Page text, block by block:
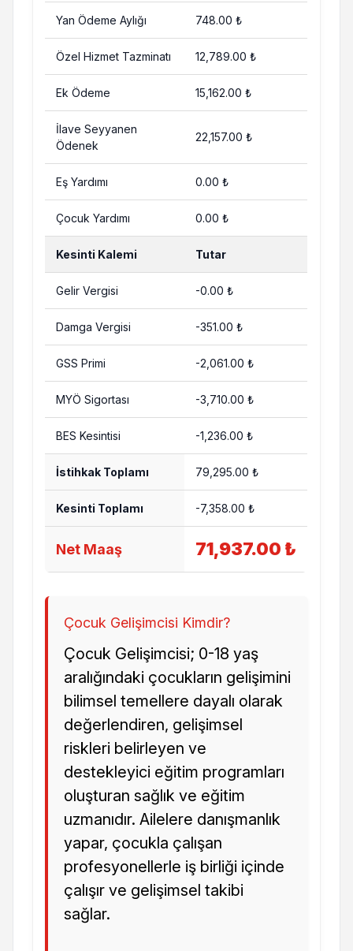
Yan Ödeme Aylığı 748.00 ₺
Özel Hizmet Tazminatı 12,789.00 ₺
Ek Ödeme 15,162.00 ₺
İlave Seyyanen
Ödenek
22,157.00 ₺
Eş Yardımı 0.00 ₺
Çocuk Yardımı 0.00 ₺
Kesinti Kalemi Tutar
Gelir Vergisi -0.00 ₺
Damga Vergisi -351.00 ₺
GSS Primi -2,061.00 ₺
MYÖ Sigortası -3,710.00 ₺
BES Kesintisi -1,236.00 ₺
İstihkak Toplamı 79,295.00 ₺
Kesinti Toplamı -7,358.00 ₺
Net Maaş 71,937.00 ₺
Çocuk Gelişimcisi Kimdir?
Çocuk Gelişimcisi; 0-18 yaş
aralığındaki çocukların gelişimini
bilimsel temellere dayalı olarak
değerlendiren, gelişimsel
riskleri belirleyen ve
destekleyici eğitim programları
oluşturan sağlık ve eğitim
uzmanıdır. Ailelere danışmanlık
yapar, çocukla çalışan
profesyonellerle iş birliği içinde
çalışır ve gelişimsel takibi
sağlar.